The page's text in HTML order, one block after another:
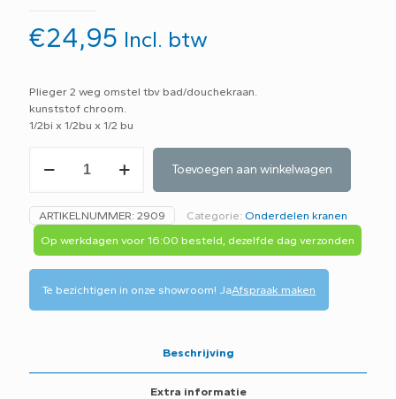
€24,95 Incl. btw
Plieger 2 weg omstel tbv bad/douchekraan.
kunststof chroom.
1/2bi x 1/2bu x 1/2 bu
chroom
4357852
B5B-
aantal
Toevoegen aan winkelwagen
ARTIKELNUMMER: 2909 Categorie: Onderdelen kranen
Op werkdagen voor 16:00 besteld, dezelfde dag verzonden
Te bezichtigen in onze showroom! JaAfspraak maken
Beschrijving
Extra informatie